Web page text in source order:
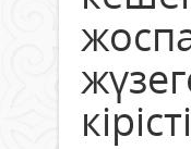
кірісті